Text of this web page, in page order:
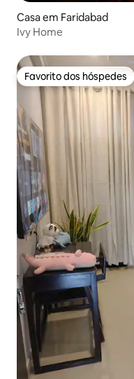
Casa em Faridabad
Ivy Home
Favorito dos hóspedes
Favorito dos hóspedes